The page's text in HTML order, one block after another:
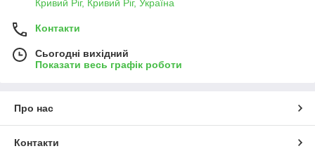
Кривий Ріг, Кривий Ріг, Україна
Контакти
Сьогодні вихідний
Показати весь графік роботи
Про нас
Контакти